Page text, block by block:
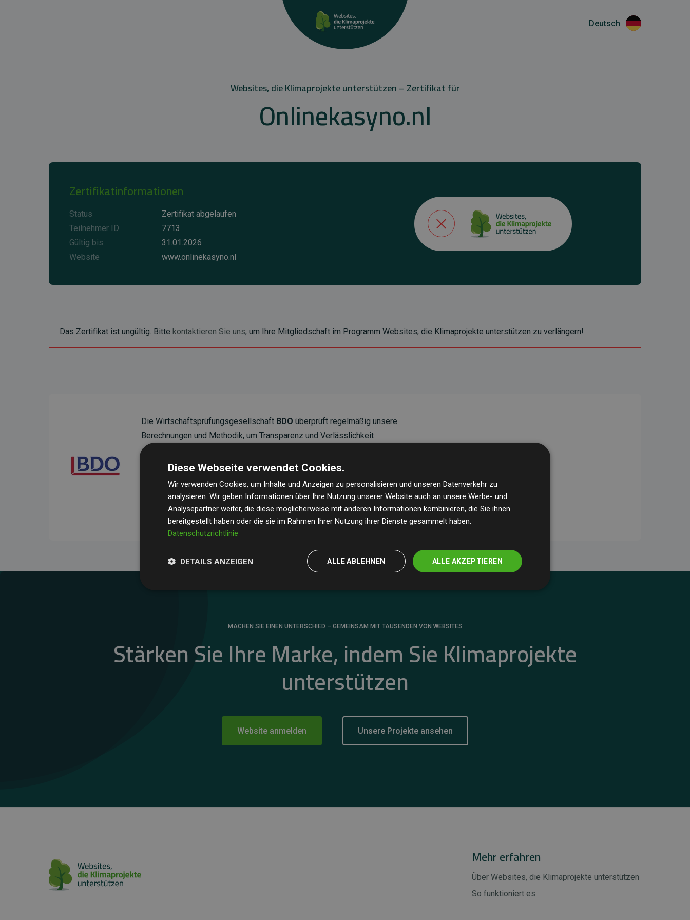
Deutsch
Websites, die Klimaprojekte unterstützen – Zertifikat für
Onlinekasyno.nl
Zertifikatinformationen
Status
Zertifikat abgelaufen
Teilnehmer ID
7713
Gültig bis
31.01.2026
Website
www.onlinekasyno.nl
Das Zertifikat ist ungültig. Bitte kontaktieren Sie uns, um Ihre Mitgliedschaft im Programm Websites, die Klimaprojekte unterstützen zu verlängern!
Die Wirtschaftsprüfungsgesellschaft BDO überprüft regelmäßig unsere
Berechnungen und Methodik, um Transparenz und Verlässlichkeit
sicherzustellen.
Ihre Prüfungen belegen, dass unsere Investitionen in Klimaschutzprojekte im
Durchschnitt200 % der geschätzten CO₂-Emissionender teilnehmenden
Websites kompensieren – ein klarer Nachweis für die messbare Klimawirkung
unseres Ansatzes.
MACHEN SIE EINEN UNTERSCHIED – GEMEINSAM MIT TAUSENDEN VON WEBSITES
Stärken Sie Ihre Marke, indem Sie Klimaprojekte
unterstützen
Website anmelden Unsere Projekte ansehen
Mehr erfahren
Über Websites, die Klimaprojekte unterstützen
So funktioniert es
Diese Webseite verwendet Cookies.
Wir verwenden Cookies, um Inhalte und Anzeigen zu personalisieren und unseren Datenverkehr zu
analysieren. Wir geben Informationen über Ihre Nutzung unserer Website auch an unsere Werbe- und
Analysepartner weiter, die diese möglicherweise mit anderen Informationen kombinieren, die Sie ihnen
bereitgestellt haben oder die sie im Rahmen Ihrer Nutzung ihrer Dienste gesammelt haben.
Datenschutzrichtlinie
ALLE AKZEPTIEREN
ALLE ABLEHNEN
DETAILS ANZEIGEN